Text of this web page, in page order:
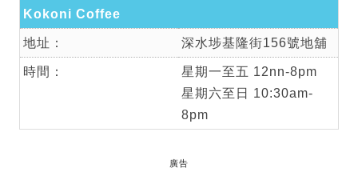
Kokoni Coffee
地址： 深水埗基隆街156號地舖
時間：
星期一至五 12nn-8pm
星期六至日 10:30am-
8pm
廣告